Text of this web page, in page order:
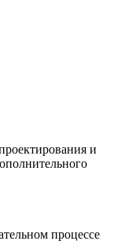
и
процессе